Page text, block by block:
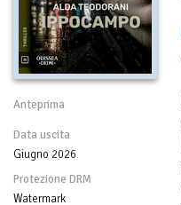
Anteprima
Data uscita
Giugno 2026
Protezione DRM
Watermark